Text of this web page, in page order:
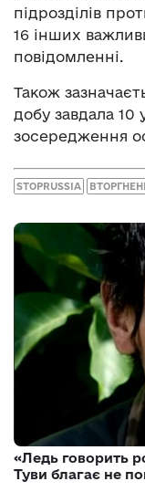
підрозділів
16 інших
повідомленні.
Також
добу завдала 10
зосередження
STOPRUSSIA
«Ледь говорить
Туви благає не